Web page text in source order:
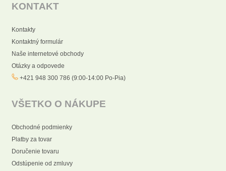
KONTAKT
Kontakty
Kontaktný formulár
Naše internetové obchody
Otázky a odpovede
+421 948 300 786 (9:00-14:00 Po-Pia)
VŠETKO O NÁKUPE
Obchodné podmienky
Platby za tovar
Doručenie tovaru
Odstúpenie od zmluvy